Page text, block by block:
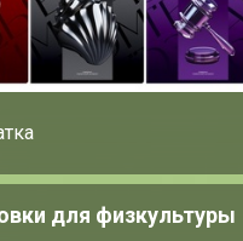
устроено?
заказ?
для физкультуры